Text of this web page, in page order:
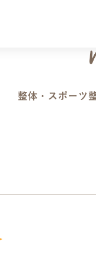
整体・スポーツ